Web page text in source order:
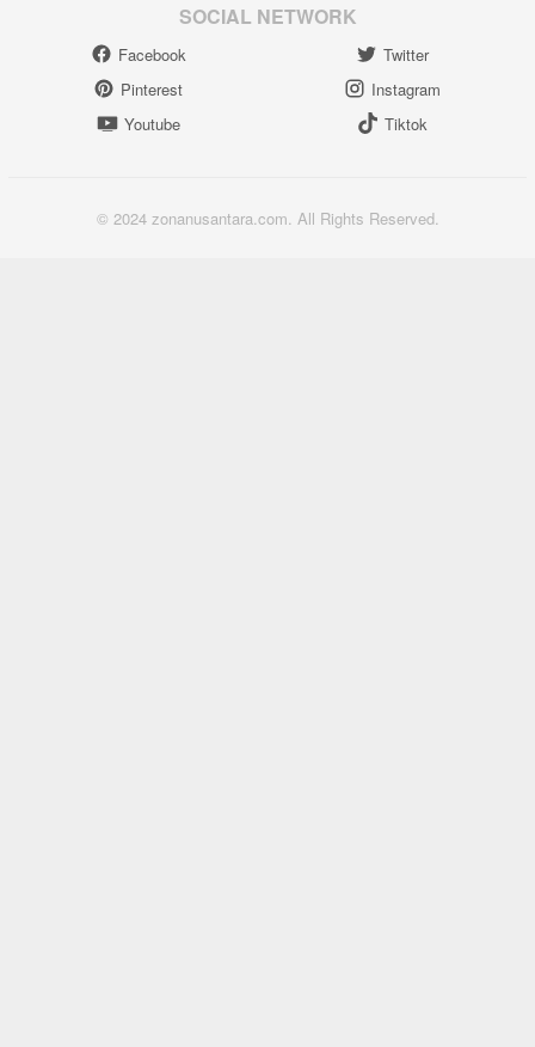
SOCIAL NETWORK
Facebook
Twitter
Pinterest
Instagram
Youtube
Tiktok
© 2024 zonanusantara.com. All Rights Reserved.